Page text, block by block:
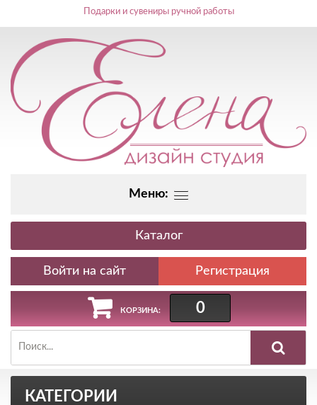
Подарки и сувениры ручной работы
Меню:
Каталог
Регистрация
КОРЗИНА: 0
КАТЕГОРИИ